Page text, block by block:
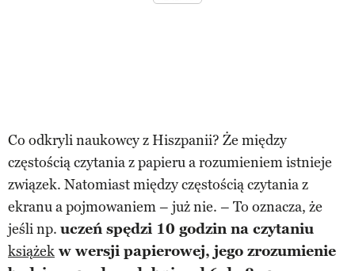
Co odkryli naukowcy z Hiszpanii? Że między
częstością czytania z papieru a rozumieniem istnieje
związek. Natomiast między częstością czytania z
ekranu a pojmowaniem – już nie. – To oznacza, że
jeśli np. uczeń spędzi 10 godzin na czytaniu
książek w wersji papierowej, jego zrozumienie